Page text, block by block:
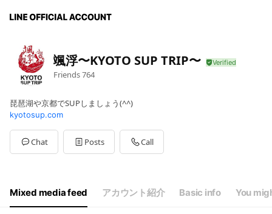
颯浮〜KYOTO SUP TRIP〜
Friends764
琵琶湖や京都でSUPしましょう(^^)
kyotosup.com
Chat Posts Call
Mixed media feed アカウント紹介 Basic info You